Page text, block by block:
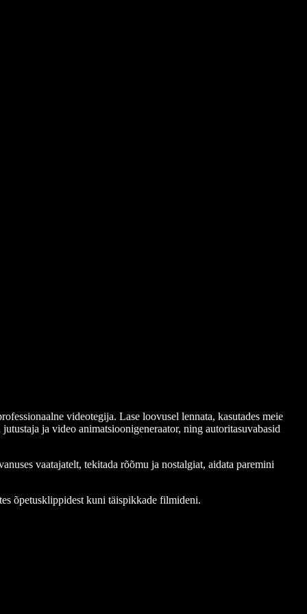
videotegija. Lase loovusel lennata, kasutades meie
ja video animatsioonigeneraator, ning autoritasuvabasid
vaatajatelt, tekitada rõõmu ja nostalgiat, aidata paremini
õpetusklippidest kuni täispikkade filmideni.